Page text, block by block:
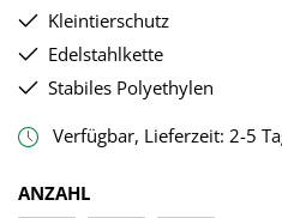
Kleintierschutz
Edelstahlkette
Stabiles Polyethylen
Verfügbar, Lieferzeit: 2-5
ANZAHL